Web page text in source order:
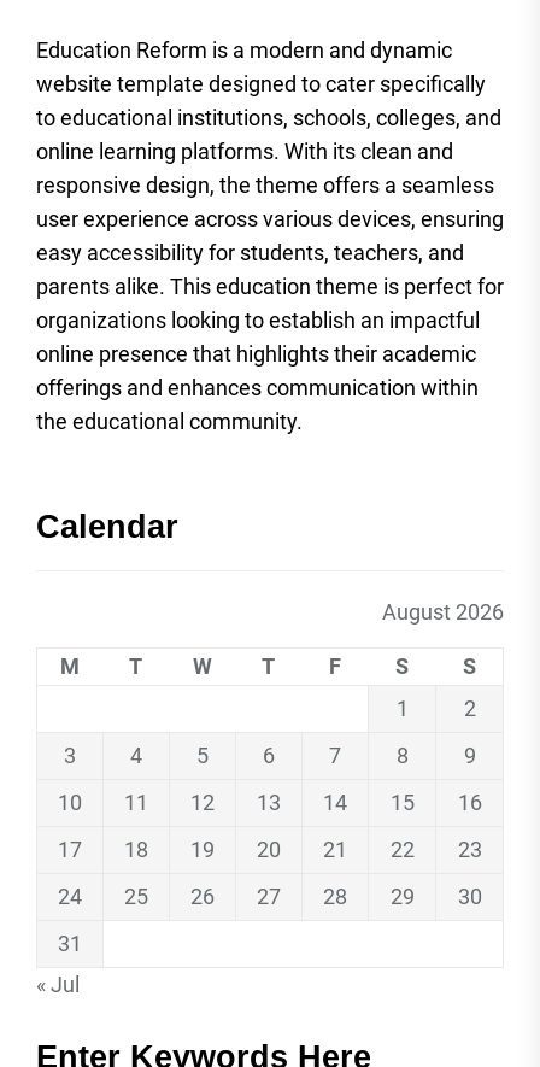
Education Reform is a modern and dynamic
website template designed to cater specifically
to educational institutions, schools, colleges, and
online learning platforms. With its clean and
responsive design, the theme offers a seamless
user experience across various devices, ensuring
easy accessibility for students, teachers, and
parents alike. This education theme is perfect for
organizations looking to establish an impactful
online presence that highlights their academic
offerings and enhances communication within
the educational community.
Calendar
August 2026
M T W T F S
S
1
2
3
4 5 6 7 8
9
10
11 12 13 14 15
16
17
18 19 20 21 22
23
24
25 26 27 28 29
30
31
« Jul
Enter Keywords Here